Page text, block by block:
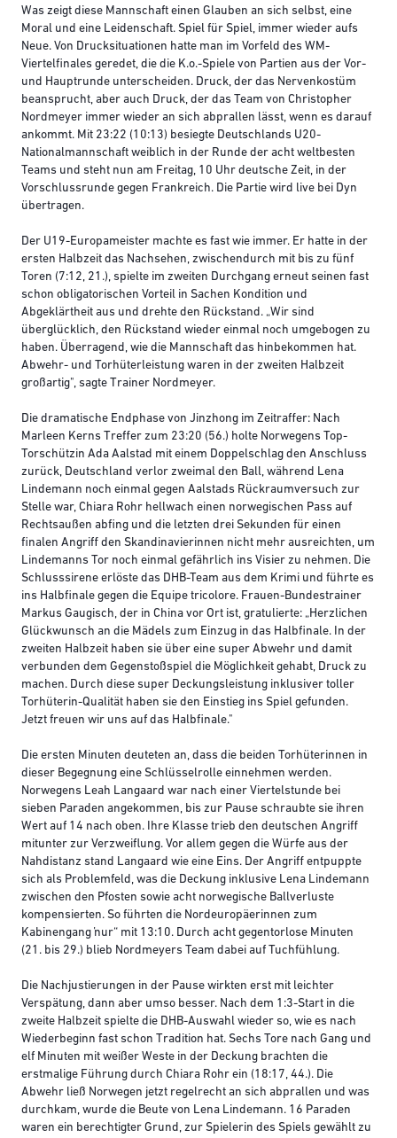
Was zeigt diese Mannschaft einen Glauben an sich selbst, eine
Moral und eine Leidenschaft. Spiel für Spiel, immer wieder aufs
Neue. Von Drucksituationen hatte man im Vorfeld des WM-
Viertelfinales geredet, die die K.o.-Spiele von Partien aus der Vor-
und Hauptrunde unterscheiden. Druck, der das Nervenkostüm
beansprucht, aber auch Druck, der das Team von Christopher
Nordmeyer immer wieder an sich abprallen lässt, wenn es darauf
ankommt. Mit 23:22 (10:13) besiegte Deutschlands U20-
Nationalmannschaft weiblich in der Runde der acht weltbesten
Teams und steht nun am Freitag, 10 Uhr deutsche Zeit, in der
Vorschlussrunde gegen Frankreich. Die Partie wird live bei Dyn
übertragen.
Der U19-Europameister machte es fast wie immer. Er hatte in der
ersten Halbzeit das Nachsehen, zwischendurch mit bis zu fünf
Toren (7:12, 21.), spielte im zweiten Durchgang erneut seinen fast
schon obligatorischen Vorteil in Sachen Kondition und
Abgeklärtheit aus und drehte den Rückstand. „Wir sind
überglücklich, den Rückstand wieder einmal noch umgebogen zu
haben. Überragend, wie die Mannschaft das hinbekommen hat.
Abwehr- und Torhüterleistung waren in der zweiten Halbzeit
großartig", sagte Trainer Nordmeyer.
Die dramatische Endphase von Jinzhong im Zeitraffer: Nach
Marleen Kerns Treffer zum 23:20 (56.) holte Norwegens Top-
Torschützin Ada Aalstad mit einem Doppelschlag den Anschluss
zurück, Deutschland verlor zweimal den Ball, während Lena
Lindemann noch einmal gegen Aalstads Rückraumversuch zur
Stelle war, Chiara Rohr hellwach einen norwegischen Pass auf
Rechtsaußen abfing und die letzten drei Sekunden für einen
finalen Angriff den Skandinavierinnen nicht mehr ausreichten, um
Lindemanns Tor noch einmal gefährlich ins Visier zu nehmen. Die
Schlusssirene erlöste das DHB-Team aus dem Krimi und führte es
ins Halbfinale gegen die Equipe tricolore. Frauen-Bundestrainer
Markus Gaugisch, der in China vor Ort ist, gratulierte: „Herzlichen
Glückwunsch an die Mädels zum Einzug in das Halbfinale. In der
zweiten Halbzeit haben sie über eine super Abwehr und damit
verbunden dem Gegenstoßspiel die Möglichkeit gehabt, Druck zu
machen. Durch diese super Deckungsleistung inklusiver toller
Torhüterin-Qualität haben sie den Einstieg ins Spiel gefunden.
Jetzt freuen wir uns auf das Halbfinale."
Die ersten Minuten deuteten an, dass die beiden Torhüterinnen in
dieser Begegnung eine Schlüsselrolle einnehmen werden.
Norwegens Leah Langaard war nach einer Viertelstunde bei
sieben Paraden angekommen, bis zur Pause schraubte sie ihren
Wert auf 14 nach oben. Ihre Klasse trieb den deutschen Angriff
mitunter zur Verzweiflung. Vor allem gegen die Würfe aus der
Nahdistanz stand Langaard wie eine Eins. Der Angriff entpuppte
sich als Problemfeld, was die Deckung inklusive Lena Lindemann
zwischen den Pfosten sowie acht norwegische Ballverluste
kompensierten. So führten die Nordeuropäerinnen zum
Kabinengang „nur“ mit 13:10. Durch acht gegentorlose Minuten
(21. bis 29.) blieb Nordmeyers Team dabei auf Tuchfühlung.
Die Nachjustierungen in der Pause wirkten erst mit leichter
Verspätung, dann aber umso besser. Nach dem 1:3-Start in die
zweite Halbzeit spielte die DHB-Auswahl wieder so, wie es nach
Wiederbeginn fast schon Tradition hat. Sechs Tore nach Gang und
elf Minuten mit weißer Weste in der Deckung brachten die
erstmalige Führung durch Chiara Rohr ein (18:17, 44.). Die
Abwehr ließ Norwegen jetzt regelrecht an sich abprallen und was
durchkam, wurde die Beute von Lena Lindemann. 16 Paraden
waren ein berechtigter Grund, zur Spielerin des Spiels gewählt zu